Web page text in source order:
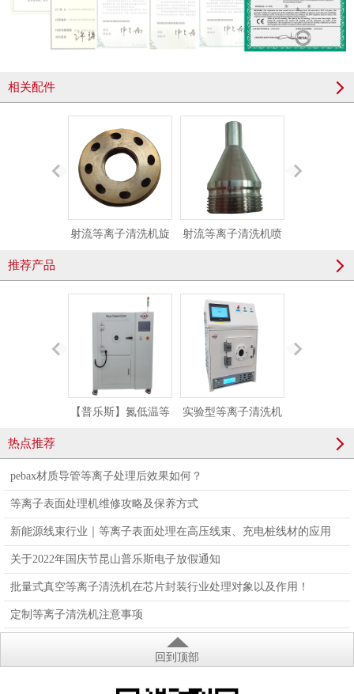
相关配件
射流等离子清洗机旋 射流等离子清洗机喷
推荐产品
【普乐斯】氮低温等
PR216L
实验型等离子清洗机
设备PLAUX-PR-10L
等离子处理
热点推荐
pebax材质导管等离子处理后效果如何？
等离子表面处理机维修攻略及保养方式
新能源线束行业｜等离子表面处理在高压线束、充电桩线材的应用
关于2022年国庆节昆山普乐斯电子放假通知
批量式真空等离子清洗机在芯片封装行业处理对象以及作用！
定制等离子清洗机注意事项
回到顶部